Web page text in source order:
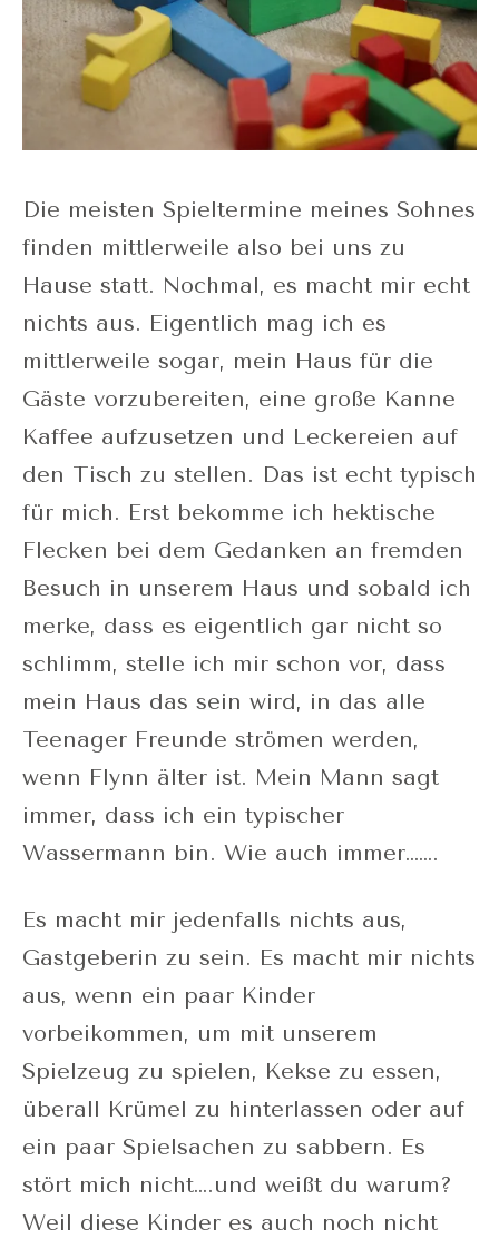
Die meisten Spieltermine meines Sohnes
finden mittlerweile also bei uns zu
Hause statt. Nochmal, es macht mir echt
nichts aus. Eigentlich mag ich es
mittlerweile sogar, mein Haus für die
Gäste vorzubereiten, eine große Kanne
Kaffee aufzusetzen und Leckereien auf
den Tisch zu stellen. Das ist echt typisch
für mich. Erst bekomme ich hektische
Flecken bei dem Gedanken an fremden
Besuch in unserem Haus und sobald ich
merke, dass es eigentlich gar nicht so
schlimm, stelle ich mir schon vor, dass
mein Haus das sein wird, in das alle
Teenager Freunde strömen werden,
wenn Flynn älter ist. Mein Mann sagt
immer, dass ich ein typischer
Wassermann bin. Wie auch immer…….
Es macht mir jedenfalls nichts aus,
Gastgeberin zu sein. Es macht mir nichts
aus, wenn ein paar Kinder
vorbeikommen, um mit unserem
Spielzeug zu spielen, Kekse zu essen,
überall Krümel zu hinterlassen oder auf
ein paar Spielsachen zu sabbern. Es
stört mich nicht….und weißt du warum?
Weil diese Kinder es auch noch nicht